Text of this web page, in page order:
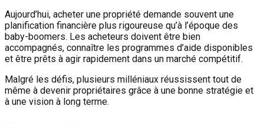
Aujourd’hui, acheter une propriété demande souvent une
planification financière plus rigoureuse qu’à l’époque des
baby-boomers. Les acheteurs doivent être bien
accompagnés, connaître les programmes d’aide disponibles
et être prêts à agir rapidement dans un marché compétitif.
Malgré les défis, plusieurs milléniaux réussissent tout de
même à devenir propriétaires grâce à une bonne stratégie et
à une vision à long terme.